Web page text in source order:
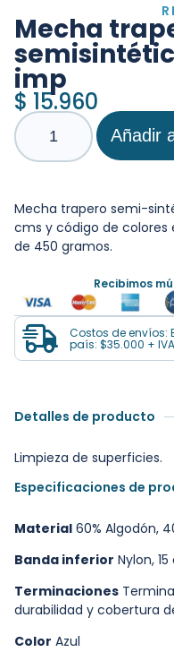
Mecha
imp
$ 15.960
Añadir
Mecha trapero semi-
cms y código de
de 450 gramos.
Recibimos
Costos de envíos:
país: $35.000 + IVA
Detalles de producto
Limpieza de superficies.
Especificaciones de
Material 60% Algodón,
Banda inferior Nylon,
Terminaciones
durabilidad y cobertura
Color Azul